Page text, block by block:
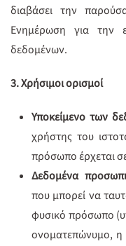
διαβάσει την
Ενημέρωση για την
δεδομένων.
3. Χρήσιμοι ορισμοί
Υποκείμενο των
χρήστης του
πρόσωπο έρχεται
Δεδομένα
που μπορεί να
φυσικό πρόσωπο
ονοματεπώνυμο, η